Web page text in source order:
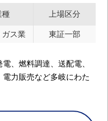
種
ガス業
上場区分
東証一部
、燃料調達、送配電、
力販売など多岐にわた